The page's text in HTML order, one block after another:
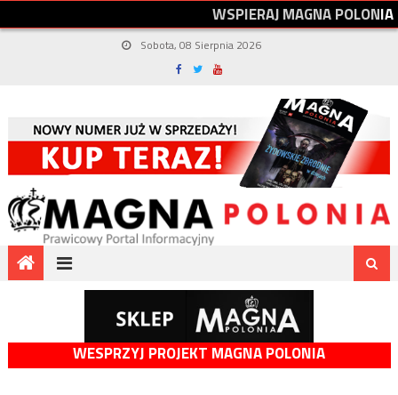
WSPIERAJMAGNAPOLONIA
Sobota, 08 Sierpnia 2026
WESPRZYJ PROJEKT MAGNA POLONIA